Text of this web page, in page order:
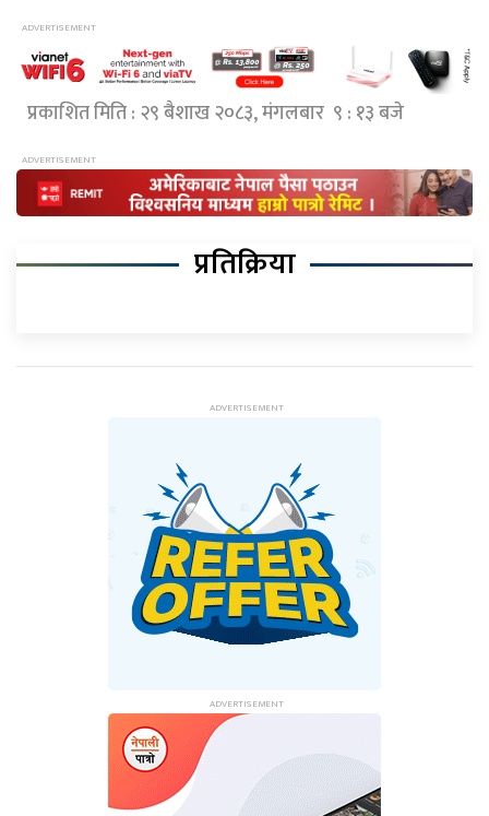
प्रकाशित मिति : २९ बैशाख २०८३, मंगलबार ९ : १३ बजे
प्रतिक्रिया